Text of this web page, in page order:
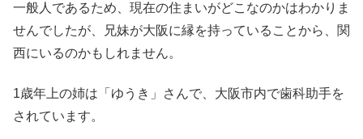
一般人であるため、現在の住まいがどこなのかはわかりま
せんでしたが、兄妹が大阪に縁を持っていることから、関
西にいるのかもしれません。
1歳年上の姉は「ゆうき」さんで、大阪市内で歯科助手を
されています。